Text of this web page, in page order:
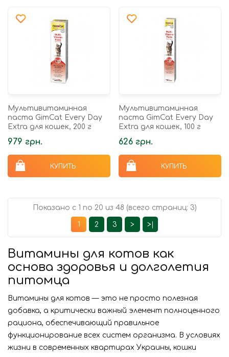
Мультивитаминная
паста GimCat Every Day
Extra для кошек, 200 г
979 грн.
КУПИТЬ
Мультивитаминная
паста GimCat Every Day
Extra для кошек, 100 г
626 грн.
КУПИТЬ
Показано с 1 по 20 из 48 (всего страниц: 3)
1 2 3 > >|
Витамины для котов как
основа здоровья и долголетия
питомца
Витамины для котов — это не просто полезная
добавка, а критически важный элемент полноценного
рациона, обеспечивающий правильное
функционирование всех систем организма. В условиях
жизни в современных квартирах Украины, кошки